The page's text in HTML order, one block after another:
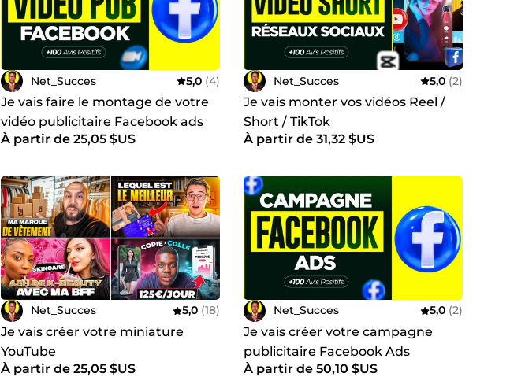
Net_Succes 5,0 (4)
Je vais faire le montage de votre
vidéo publicitaire Facebook ads
À partir de 25,05 $US
Net_Succes 5,0 (2)
Je vais monter vos vidéos Reel /
Short / TikTok
À partir de 31,32 $US
Net_Succes 5,0 (18)
Je vais créer votre miniature
YouTube
À partir de 25,05 $US
Net_Succes 5,0 (2)
Je vais créer votre campagne
publicitaire Facebook Ads
À partir de 50,10 $US